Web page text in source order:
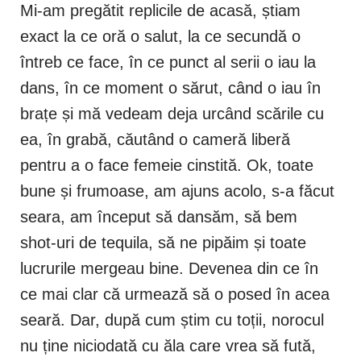
Mi-am pregătit replicile de acasă, știam
exact la ce oră o salut, la ce secundă o
întreb ce face, în ce punct al serii o iau la
dans, în ce moment o sărut, când o iau în
brațe și mă vedeam deja urcând scările cu
ea, în grabă, căutând o cameră liberă
pentru a o face femeie cinstită. Ok, toate
bune și frumoase, am ajuns acolo, s-a făcut
seara, am început să dansăm, să bem
shot-uri de tequila, să ne pipăim și toate
lucrurile mergeau bine. Devenea din ce în
ce mai clar că urmează să o posed în acea
seară. Dar, după cum știm cu toții, norocul
nu ține niciodată cu ăla care vrea să fută,